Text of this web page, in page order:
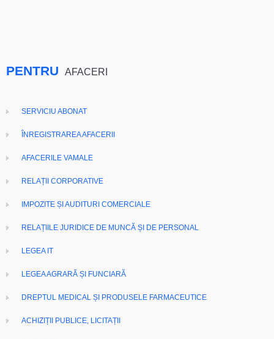
PENTRU AFACERI
SERVICIU ABONAT
ÎNREGISTRAREA AFACERII
AFACERILE VAMALE
RELAȚII CORPORATIVE
IMPOZITE ȘI AUDITURI COMERCIALE
RELAȚIILE JURIDICE DE MUNCĂ ȘI DE PERSONAL
LEGEA IT
LEGEA AGRARĂ ȘI FUNCIARĂ
DREPTUL MEDICAL ȘI PRODUSELE FARMACEUTICE
ACHIZIȚII PUBLICE, LICITAȚII